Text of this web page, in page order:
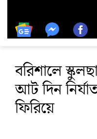
বরিশালে
আট দিন
ফিরিয়ে